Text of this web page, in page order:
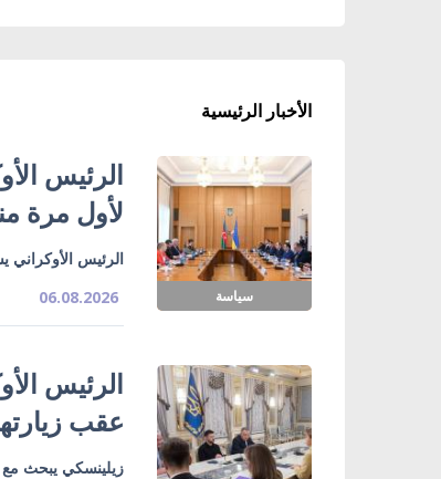
الأخبار الرئيسية
سياسة
الرئيس
لأول مرة
الرئيس الأوكراني
06.08.2026
الرئيس
عقب
زيلينسكي يبحث مع